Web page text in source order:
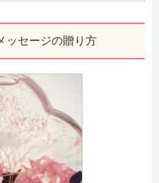
ッセージの贈り方